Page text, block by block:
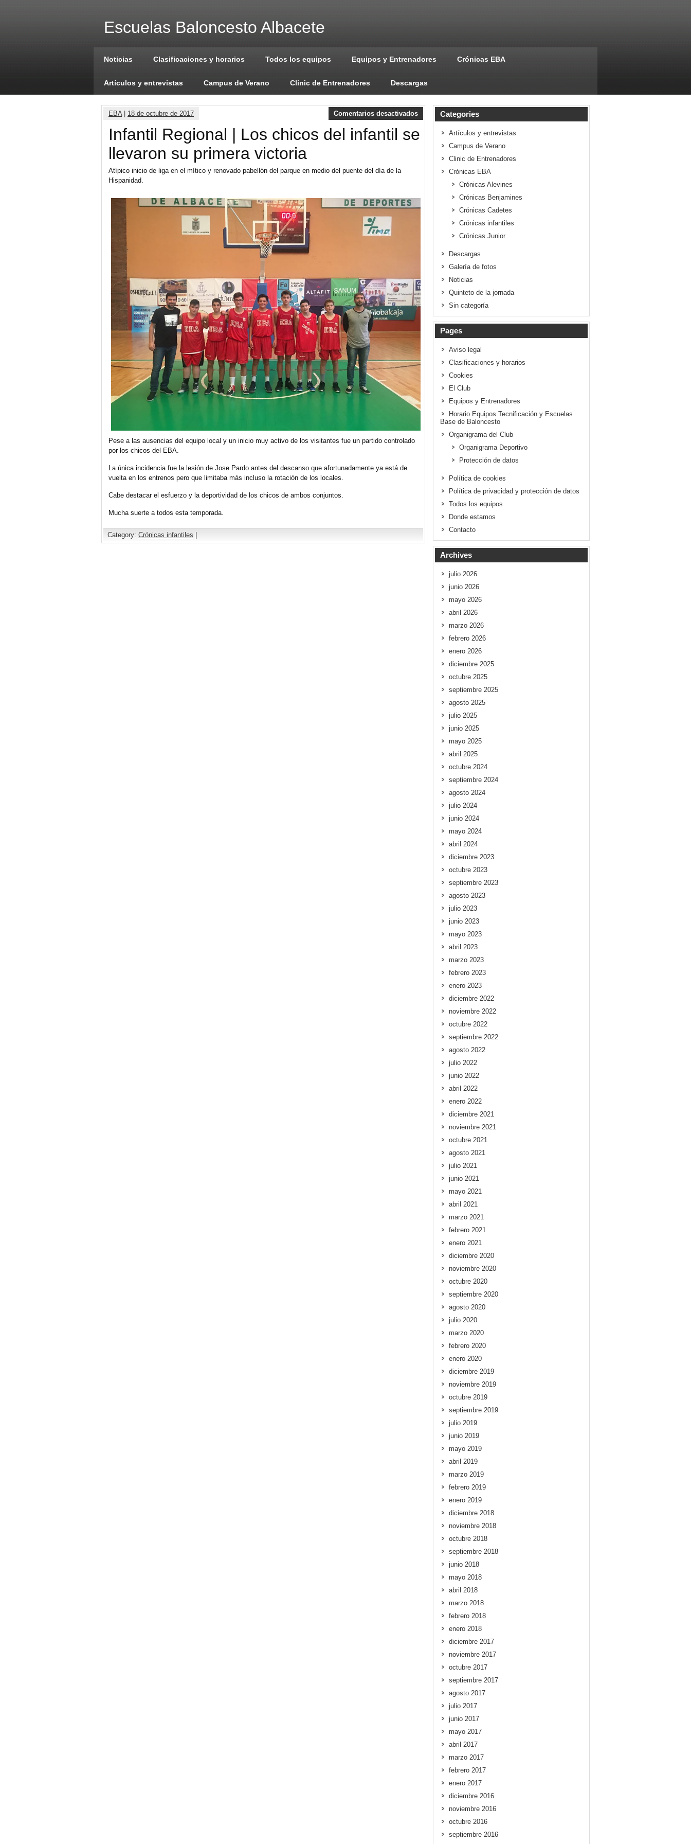
Escuelas Baloncesto Albacete
Noticias Clasificaciones y horarios Todos los equipos Equipos y Entrenadores Crónicas EBA
Artículos y entrevistas Campus de Verano Clinic de Entrenadores Descargas
EBA| 18 de octubre de 2017 Comentarios desactivados
Infantil Regional | Los chicos del infantil se
llevaron su primera victoria
Atípico inicio de liga en el mítico y renovado pabellón del parque en medio del puente del día de la
Hispanidad.
Pese a las ausencias del equipo local y un inicio muy activo de los visitantes fue un partido controlado
por los chicos del EBA.
La única incidencia fue la lesión de Jose Pardo antes del descanso que afortunadamente ya está de
vuelta en los entrenos pero que limitaba más incluso la rotación de los locales.
Cabe destacar el esfuerzo y la deportividad de los chicos de ambos conjuntos.
Mucha suerte a todos esta temporada.
Category: Crónicas infantiles |
Categories
Artículos y entrevistas
Campus de Verano
Clinic de Entrenadores
Crónicas EBA
Crónicas Alevines
Crónicas Benjamines
Crónicas Cadetes
Crónicas infantiles
Crónicas Junior
Descargas
Galería de fotos
Noticias
Quinteto de la jornada
Sin categoría
Pages
Aviso legal
Clasificaciones y horarios
Cookies
El Club
Equipos y Entrenadores
Horario Equipos Tecnificación y Escuelas
Base de Baloncesto
Organigrama del Club
Organigrama Deportivo
Protección de datos
Política de cookies
Política de privacidad y protección de datos
Todos los equipos
Donde estamos
Contacto
Archives
julio 2026
junio 2026
mayo 2026
abril 2026
marzo 2026
febrero 2026
enero 2026
diciembre 2025
octubre 2025
septiembre 2025
agosto 2025
julio 2025
junio 2025
mayo 2025
abril 2025
octubre 2024
septiembre 2024
agosto 2024
julio 2024
junio 2024
mayo 2024
abril 2024
diciembre 2023
octubre 2023
septiembre 2023
agosto 2023
julio 2023
junio 2023
mayo 2023
abril 2023
marzo 2023
febrero 2023
enero 2023
diciembre 2022
noviembre 2022
octubre 2022
septiembre 2022
agosto 2022
julio 2022
junio 2022
abril 2022
enero 2022
diciembre 2021
noviembre 2021
octubre 2021
agosto 2021
julio 2021
junio 2021
mayo 2021
abril 2021
marzo 2021
febrero 2021
enero 2021
diciembre 2020
noviembre 2020
octubre 2020
septiembre 2020
agosto 2020
julio 2020
marzo 2020
febrero 2020
enero 2020
diciembre 2019
noviembre 2019
octubre 2019
septiembre 2019
julio 2019
junio 2019
mayo 2019
abril 2019
marzo 2019
febrero 2019
enero 2019
diciembre 2018
noviembre 2018
octubre 2018
septiembre 2018
junio 2018
mayo 2018
abril 2018
marzo 2018
febrero 2018
enero 2018
diciembre 2017
noviembre 2017
octubre 2017
septiembre 2017
agosto 2017
julio 2017
junio 2017
mayo 2017
abril 2017
marzo 2017
febrero 2017
enero 2017
diciembre 2016
noviembre 2016
octubre 2016
septiembre 2016